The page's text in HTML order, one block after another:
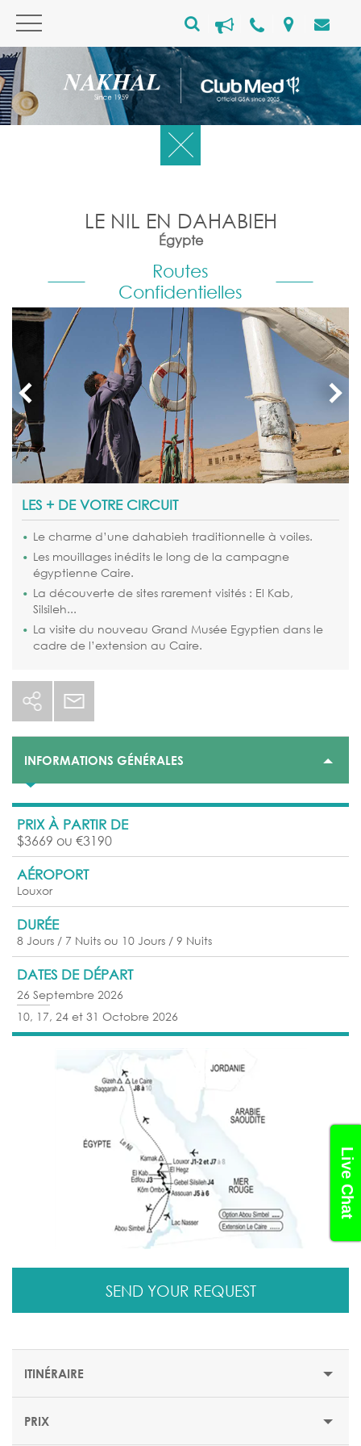
Live Chat
LE NIL EN DAHABIEH
Égypte
Routes
Confidentielles
LES + DE VOTRE CIRCUIT
Le charme d’une dahabieh traditionnelle à voiles.
Les mouillages inédits le long de la campagne
égyptienne Caire.
La découverte de sites rarement visités : El Kab,
Silsileh...
La visite du nouveau Grand Musée Egyptien dans le
cadre de l’extension au Caire.
INFORMATIONS GÉNÉRALES
PRIX À PARTIR DE
$3669 ou €3190
AÉROPORT
Louxor
DURÉE
8 Jours / 7 Nuits ou 10 Jours / 9 Nuits
DATES DE DÉPART
26 Septembre 2026
10, 17, 24 et 31 Octobre 2026
SEND YOUR REQUEST
ITINÉRAIRE
Jour 1: Louxor
PRIX